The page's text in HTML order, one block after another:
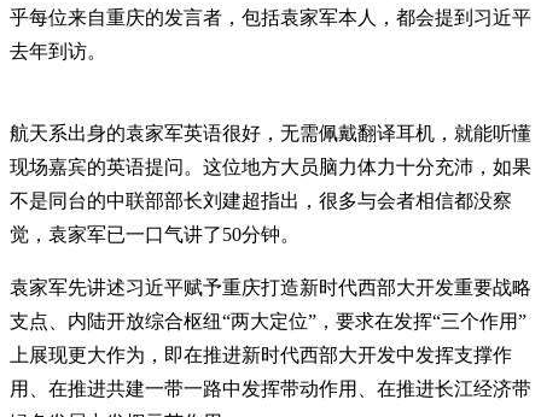
乎每位来自重庆的发言者，包括袁家军本人，都会提到习近平
去年到访。
航天系出身的袁家军英语很好，无需佩戴翻译耳机，就能听懂
现场嘉宾的英语提问。这位地方大员脑力体力十分充沛，如果
不是同台的中联部部长刘建超指出，很多与会者相信都没察
觉，袁家军已一口气讲了50分钟。
袁家军先讲述习近平赋予重庆打造新时代西部大开发重要战略
支点、内陆开放综合枢纽“两大定位”，要求在发挥“三个作用”
上展现更大作为，即在推进新时代西部大开发中发挥支撑作
用、在推进共建一带一路中发挥带动作用、在推进长江经济带